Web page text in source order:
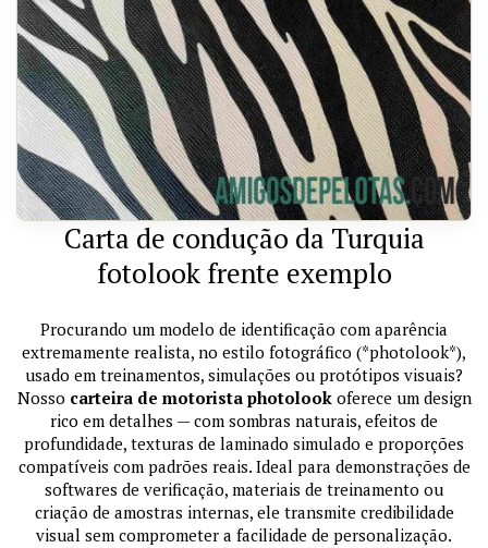
Carta de condução da Turquia
fotolook frente exemplo
Procurando um modelo de identificação com aparência
extremamente realista, no estilo fotográfico (*photolook*),
usado em treinamentos, simulações ou protótipos visuais?
Nosso carteira de motorista photolookoferece um design
rico em detalhes — com sombras naturais, efeitos de
profundidade, texturas de laminado simulado e proporções
compatíveis com padrões reais. Ideal para demonstrações de
softwares de verificação, materiais de treinamento ou
criação de amostras internas, ele transmite credibilidade
visual sem comprometer a facilidade de personalização.